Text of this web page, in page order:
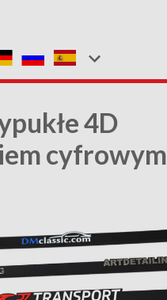
4D
cyfrowym